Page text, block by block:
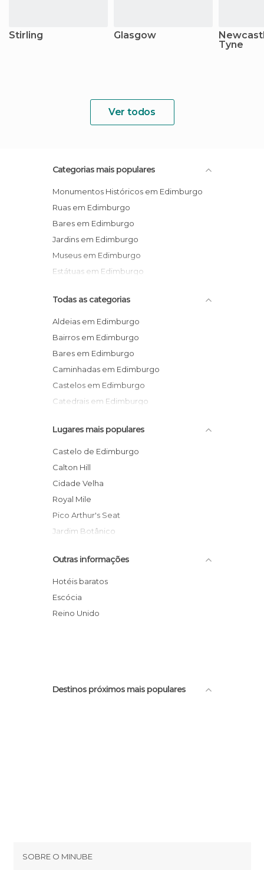
Stirling Glasgow
Tyne
Ver todos
Categorias mais populares
Monumentos Históricos em Edimburgo
Ruas em Edimburgo
Bares em Edimburgo
Jardins em Edimburgo
Museus em Edimburgo
Estátuas em Edimburgo
Todas as categorias
Aldeias em Edimburgo
Bairros em Edimburgo
Bares em Edimburgo
Caminhadas em Edimburgo
Castelos em Edimburgo
Catedrais em Edimburgo
De interesse turístico em Edimburgo
Estátuas em Edimburgo
Festas em Edimburgo
Igrejas em Edimburgo
Informação Turística em Edimburgo
Jardins em Edimburgo
Lojas em Edimburgo
Monumentos Históricos em Edimburgo
Museus em Edimburgo
Praças em Edimburgo
Ruas em Edimburgo
Lugares mais populares
Castelo de Edimburgo
Calton Hill
Cidade Velha
Royal Mile
Pico Arthur's Seat
Jardim Botânico
Museu Real da Escócia
Catedral de Santo Egídio
Palácio de Holyrood
Rua Princes street
Outras informações
Hotéis baratos
Escócia
Reino Unido
Destinos próximos mais populares
SOBRE O MINUBE